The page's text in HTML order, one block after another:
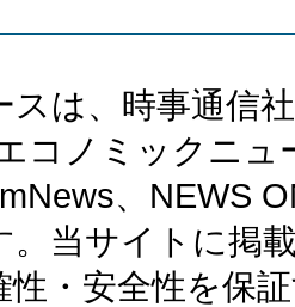
スは、時事通信
コノミックニ
、NEWS
。当サイトに掲
性・安全性を保